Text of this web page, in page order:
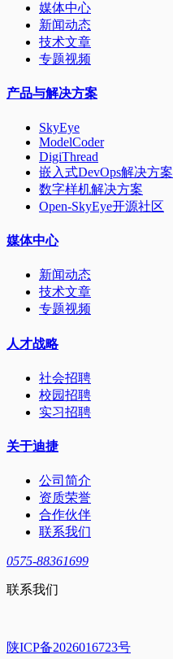
媒体中心
新闻动态
技术文章
专题视频
产品与解决方案
SkyEye
ModelCoder
DigiThread
嵌入式DevOps解决方案
数字样机解决方案
Open-SkyEye开源社区
媒体中心
新闻动态
技术文章
专题视频
人才战略
社会招聘
校园招聘
实习招聘
关于迪捷
公司简介
资质荣誉
合作伙伴
联系我们
0575-88361699
联系我们
陕ICP备2026016723号